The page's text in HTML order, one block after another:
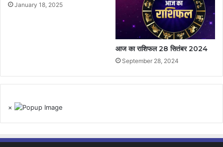
January 18, 2025
आज का राशिफल 28 सितंबर 2024
September 28, 2024
×